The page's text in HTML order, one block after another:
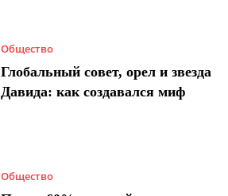
Общество
Глобальный совет, орел и звезда
Давида: как создавался миф
Общество